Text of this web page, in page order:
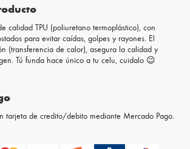
calidad TPU (poliuretano termoplástico), con
para evitar caídas, golpes y rayones. El
(transferencia de calor), asegura la calidad y
Tú funda hace único a tu celu, cuidalo 😉
tarjeta de credito/debito mediante Mercado Pago.